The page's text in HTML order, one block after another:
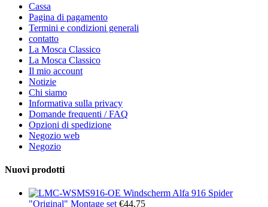
Cassa
Pagina di pagamento
Termini e condizioni generali
contatto
La Mosca Classico
La Mosca Classico
Il mio account
Notizie
Chi siamo
Informativa sulla privacy
Domande frequenti / FAQ
Opzioni di spedizione
Negozio web
Negozio
Nuovi prodotti
Windscherm Alfa 916 Spider
"Original" Montage set €44,75